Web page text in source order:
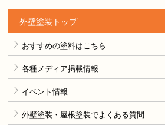
外壁塗装トップ
おすすめの塗料はこちら
各種メディア掲載情報
イベント情報
外壁塗装・屋根塗装でよくある質問